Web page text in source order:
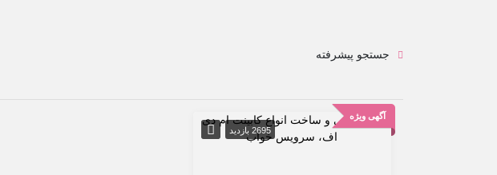
جستجو پیشرفته
آگهی ویژه
2695 بازدید